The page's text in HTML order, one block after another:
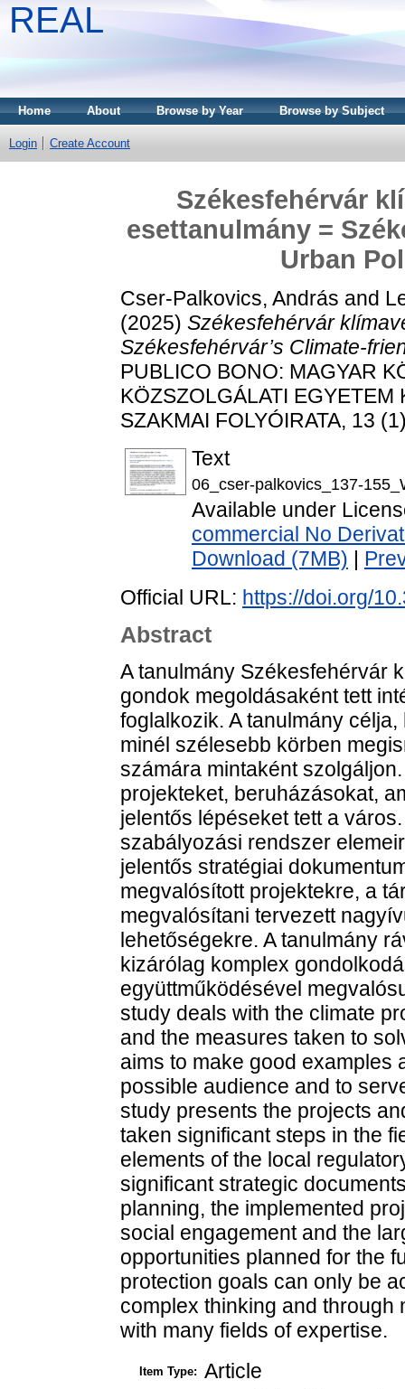
REAL
Home About Browse by Year Browse by Subject
Login Create Account
Székesfehérvár
esettanulmány =
Urban
Cser-Palkovics, András and
(2025) Székesfehérvár
Székesfehérvár’s Climate-
PUBLICO BONO: MAGYAR
KÖZSZOLGÁLATI
SZAKMAI FOLYÓIRATA, 13
Text
06_cser-palkovics_137-
Available under
commercial No
Download (7MB)
Official URL: https://doi.org/
Abstract
A tanulmány Székesfehérvár
gondok megoldásaként tett
foglalkozik. A tanulmány
minél szélesebb körben
számára mintaként
projekteket, beruházásokat,
jelentős lépéseket tett a
szabályozási rendszer
jelentős stratégiai
megvalósított projektekre, a
megvalósítani tervezett
lehetőségekre. A tanulmány
kizárólag komplex
együttműködésével
study deals with the climate
and the measures taken to
aims to make good examples
possible audience and to
study presents the projects
taken significant steps in the
elements of the local
significant strategic
planning, the implemented
social engagement and the
opportunities planned for the
protection goals can only be
complex thinking and
with many fields of expertise.
Item Type: Article